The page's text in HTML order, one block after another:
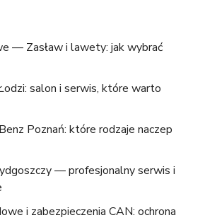
— Zasław i lawety: jak wybrać
salon i serwis, które warto
Poznań: które rodzaje naczep
— profesjonalny serwis i
i zabezpieczenia CAN: ochrona